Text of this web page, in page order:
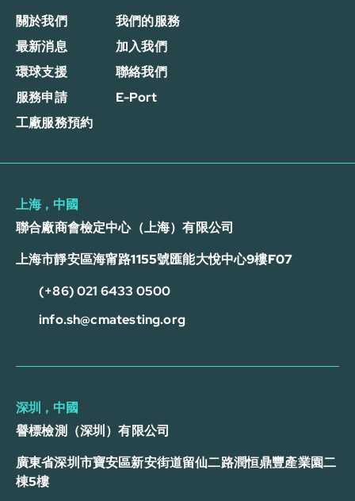
關於我們
我們的服務
最新消息
加入我們
環球支援
聯絡我們
服務申請
E-Port
工廠服務預約
上海，中國
聯合廠商會檢定中心（上海）有限公司
上海市靜安區海甯路1155號匯能大悅中心9樓F07
(+86) 021 6433 0500
info.sh@cmatesting.org
深圳，中國
譽標檢測（深圳）有限公司
廣東省深圳市寶安區新安街道留仙二路潤恒鼎豐產業園二
棟5樓